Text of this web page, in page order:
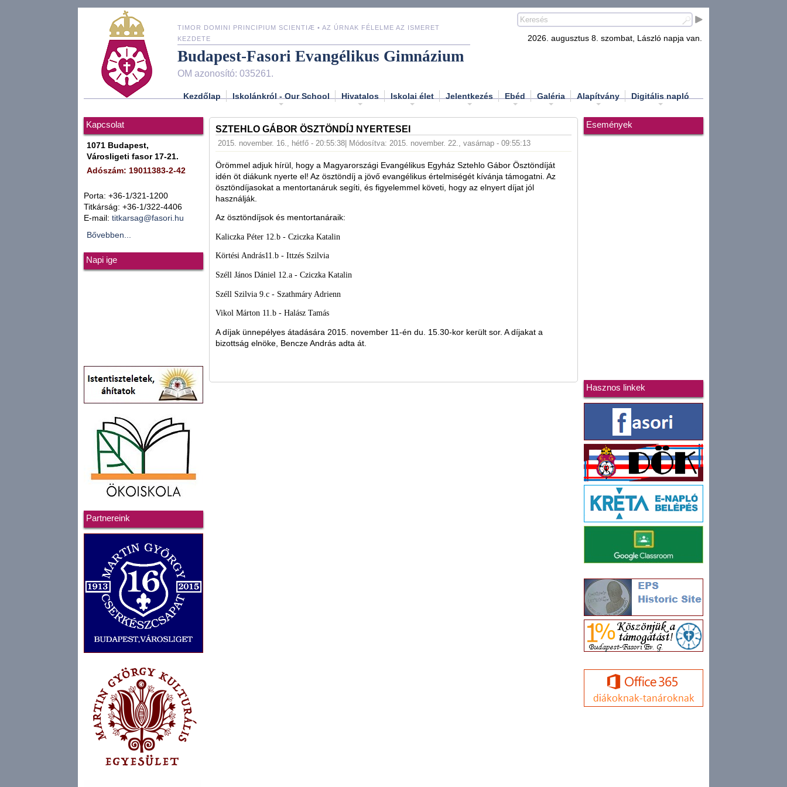
TIMOR DOMINI PRINCIPIUM SCIENTIÆ • AZ ÚRNAK FÉLELME AZ ISMERET
KEZDETE
Budapest-Fasori Evangélikus Gimnázium
OM azonosító: 035261.
2026. augusztus 8. szombat, László napja van.
Kezdőlap Iskolánkról - Our School Hivatalos Iskolai élet Jelentkezés Ebéd Galéria Alapítvány Digitális napló
Kapcsolat
1071 Budapest,
Városligeti fasor 17-21.
Adószám: 19011383-2-42
Porta: +36-1/321-1200
Titkárság: +36-1/322-4406
E-mail: titkarsag@fasori.hu
Bővebben...
Napi ige
Partnereink
SZTEHLO GÁBOR ÖSZTÖNDÍJ NYERTESEI
2015. november. 16., hétfő - 20:55:38 | Módosítva: 2015. november. 22., vasárnap - 09:55:13
Örömmel adjuk hírül, hogy a Magyarországi Evangélikus Egyház Sztehlo Gábor Ösztöndíját
idén öt diákunk nyerte el! Az ösztöndíj a jövő evangélikus értelmiségét kívánja támogatni. Az
ösztöndíjasokat a mentortanáruk segíti, és figyelemmel követi, hogy az elnyert díjat jól
használják.
Az ösztöndíjsok és mentortanáraik:
Kaliczka Péter 12.b - Cziczka Katalin
Körtési András11.b - Ittzés Szilvia
Széll János Dániel 12.a - Cziczka Katalin
Széll Szilvia 9.c - Szathmáry Adrienn
Vikol Márton 11.b - Halász Tamás
A díjak ünnepélyes átadására 2015. november 11-én du. 15.30-kor került sor. A díjakat a
bizottság elnöke, Bencze András adta át.
Események
Hasznos linkek